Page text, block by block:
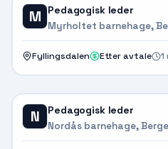
M Pedagogisk leder
Myrholtet barnehage,
Fyllingsdalen Etter avtale 1
N Pedagogisk leder
Nordås barnehage,